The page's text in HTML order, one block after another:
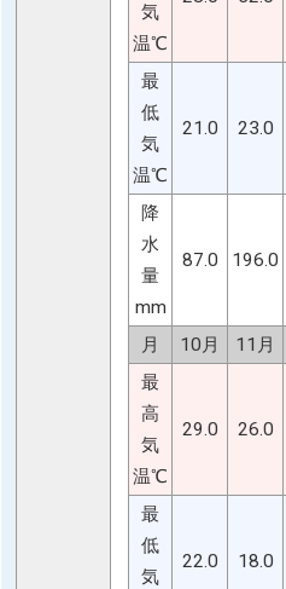
気
温℃
最
低
気
温℃
21.0 23.0
降
水
量
mm
87.0 196.0
月 10月 11月
最
高
気
温℃
29.0 26.0
最
低
気
22.0 18.0